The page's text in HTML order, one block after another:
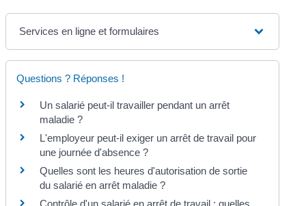
Services en ligne et formulaires
Questions ? Réponses !
Un salarié peut-il travailler pendant un arrêt
maladie ?
L'employeur peut-il exiger un arrêt de travail pour
une journée d'absence ?
Quelles sont les heures d'autorisation de sortie
du salarié en arrêt maladie ?
Contrôle d'un salarié en arrêt de travail : quelles